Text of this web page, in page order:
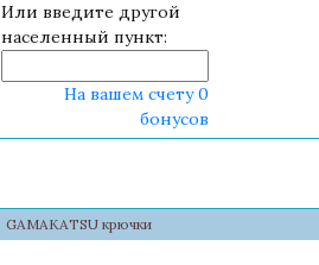
Или введите другой
населенный пункт:
На вашем счету 0
бонусов
GAMAKATSU крючки